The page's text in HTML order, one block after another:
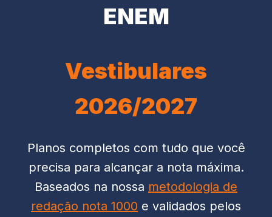
ENEM
Vestibulares
2026/2027
Planos completos com tudo que você
precisa para alcançar a nota máxima.
Baseados na nossa metodologia de
redação nota 1000 e validados pelos